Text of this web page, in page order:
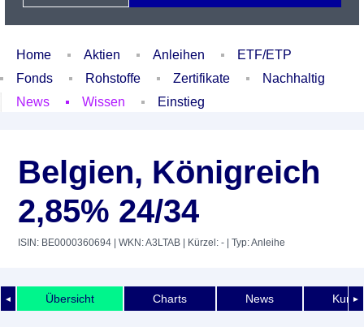
Home Aktien Anleihen
ETF/ETP
Fonds
Rohstoffe Zertifikate
Nachhaltig
News
Wissen Einstieg
Belgien, Königreich
2,85% 24/34
ISIN: BE0000360694 | WKN: A3LTAB | Kürzel: - | Typ: Anleihe
◄ ►
Übersicht Charts News